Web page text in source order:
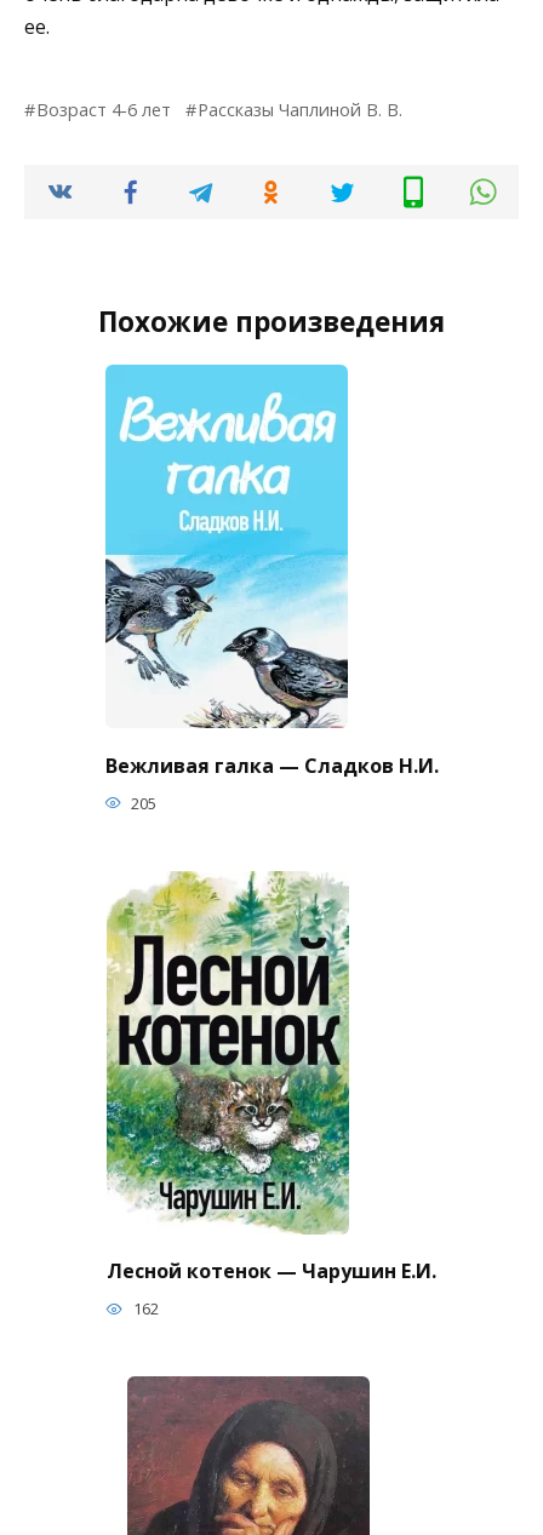
ее.
Возраст 4-6 лет Рассказы Чаплиной В. В.
Похожие произведения
Вежливая галка — Сладков Н.И.
205
Лесной котенок — Чарушин Е.И.
162